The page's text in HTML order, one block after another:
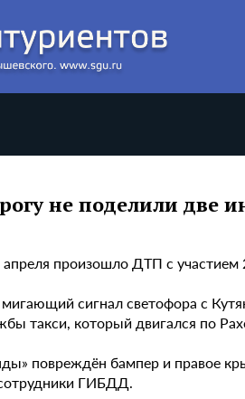
не поделили две
произошло ДТП с участием
сигнал светофора с
такси, который двигался по
повреждён бампер и правое
ГИБДД.